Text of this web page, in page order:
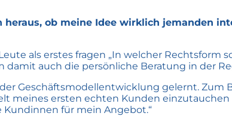
ob meine Idee wirklich jemanden
als erstes fragen „In welcher
auch die persönliche Beratung in der
Geschäftsmodellentwicklung gelernt. Zum
meines ersten echten Kunden einzutauchen
Kundinnen für mein Angebot.“